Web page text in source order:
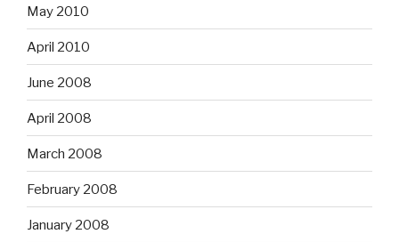
May 2010
April 2010
June 2008
April 2008
March 2008
February 2008
January 2008